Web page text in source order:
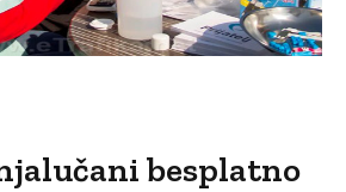
besplatno